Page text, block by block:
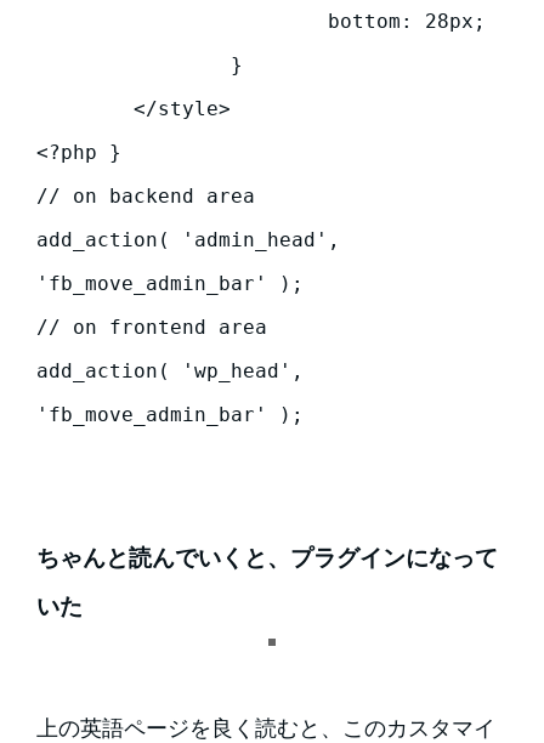
<?php }
// on backend area
add_action( 'admin_head',
'fb_move_admin_bar' );
// on frontend area
add_action( 'wp_head',
'fb_move_admin_bar' );
ちゃんと読んでいくと、プラグインになって
いた
上の英語ページを良く読むと、このカスタマイ